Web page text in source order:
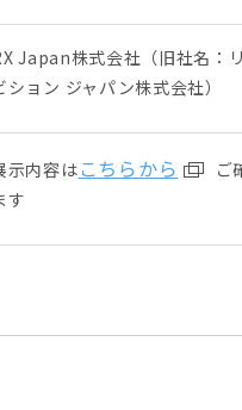
Japan株式会社（旧社名：
ション ジャパン株式会社）
示内容は こちらから
ご
す